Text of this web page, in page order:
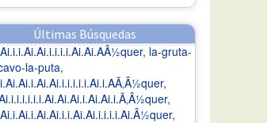
Últimas Búsquedas
, la-gruta-
la-puta,
,
,
,